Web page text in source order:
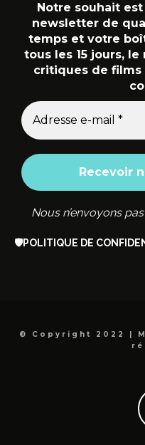
Notre souhait
newsletter de
temps et votre
tous les 15 jours,
critiques de films
Nous n’envoyons
🛡️POLITIQUE DE
© Copyright 2022 |